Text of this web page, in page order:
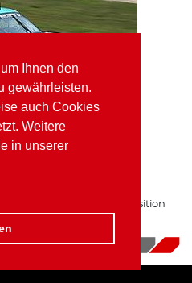
Ihnen den
gewährleisten.
auch Cookies
Weitere
in unserer
Runde für
bester Gruppe H Startposition
16.10.2017| News